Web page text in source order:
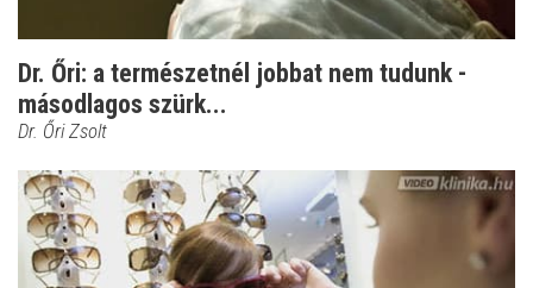
Dr. Őri: a természetnél jobbat nem tudunk -
másodlagos szürk...
Dr. Őri Zsolt